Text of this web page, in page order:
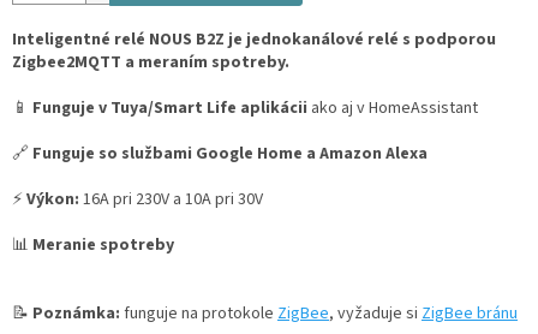
Inteligentné relé NOUS B2Z je jednokanálové relé s podporou
Zigbee2MQTT a meraním spotreby.
📱 Funguje v Tuya/Smart Life aplikácii ako aj v HomeAssistant
🔗 Funguje so službami Google Home a Amazon Alexa
⚡ Výkon: 16A pri 230V a 10A pri 30V
📊 Meranie spotreby
📝 Poznámka: funguje na protokole ZigBee, vyžaduje si ZigBee bránu